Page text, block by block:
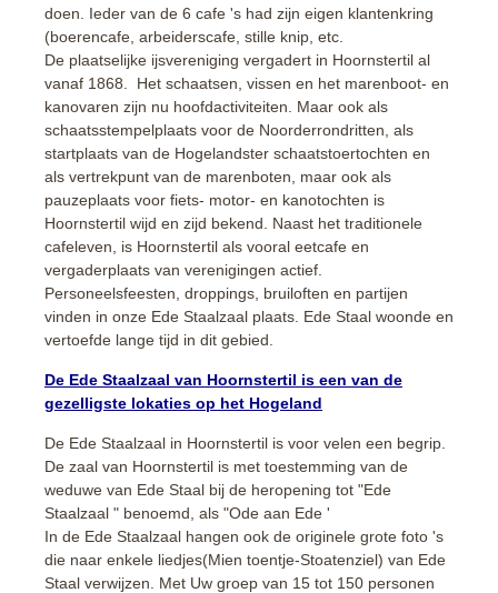
doen. Ieder van de 6 cafe 's had zijn eigen klantenkring
(boerencafe, arbeiderscafe, stille knip, etc.
De plaatselijke ijsvereniging vergadert in Hoornstertil al
vanaf 1868. Het schaatsen, vissen en het marenboot- en
kanovaren zijn nu hoofdactiviteiten. Maar ook als
schaatsstempelplaats voor de Noorderrondritten, als
startplaats van de Hogelandster schaatstoertochten en
als vertrekpunt van de marenboten, maar ook als
pauzeplaats voor fiets- motor- en kanotochten is
Hoornstertil wijd en zijd bekend. Naast het traditionele
cafeleven, is Hoornstertil als vooral eetcafe en
vergaderplaats van verenigingen actief.
Personeelsfeesten, droppings, bruiloften en partijen
vinden in onze Ede Staalzaal plaats. Ede Staal woonde en
vertoefde lange tijd in dit gebied.
De Ede Staalzaal van Hoornstertil is een van de
gezelligste lokaties op het Hogeland
De Ede Staalzaal in Hoornstertil is voor velen een begrip.
De zaal van Hoornstertil is met toestemming van de
weduwe van Ede Staal bij de heropening tot "Ede
Staalzaal " benoemd, als "Ode aan Ede '
In de Ede Staalzaal hangen ook de originele grote foto 's
die naar enkele liedjes(Mien toentje-Stoatenziel) van Ede
Staal verwijzen. Met Uw groep van 15 tot 150 personen